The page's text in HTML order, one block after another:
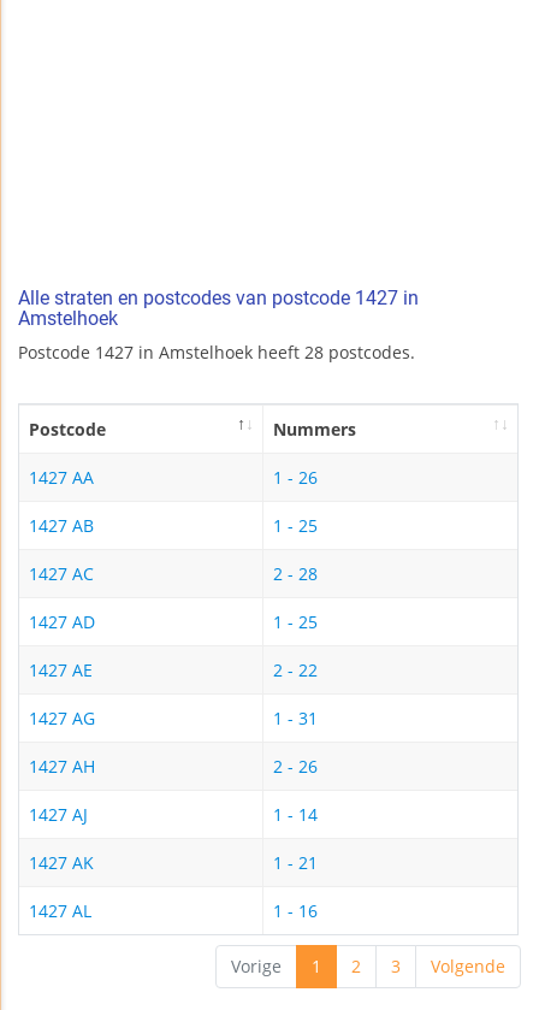
Alle straten en postcodes van postcode 1427 in
Amstelhoek
Postcode 1427 in Amstelhoek heeft 28 postcodes.
Postcode Nummers
1427 AA 1 - 26
1427 AB 1 - 25
1427 AC 2 - 28
1427 AD 1 - 25
1427 AE 2 - 22
1427 AG 1 - 31
1427 AH 2 - 26
1427 AJ 1 - 14
1427 AK 1 - 21
1427 AL 1 - 16
Vorige 1 2 3 Volgende